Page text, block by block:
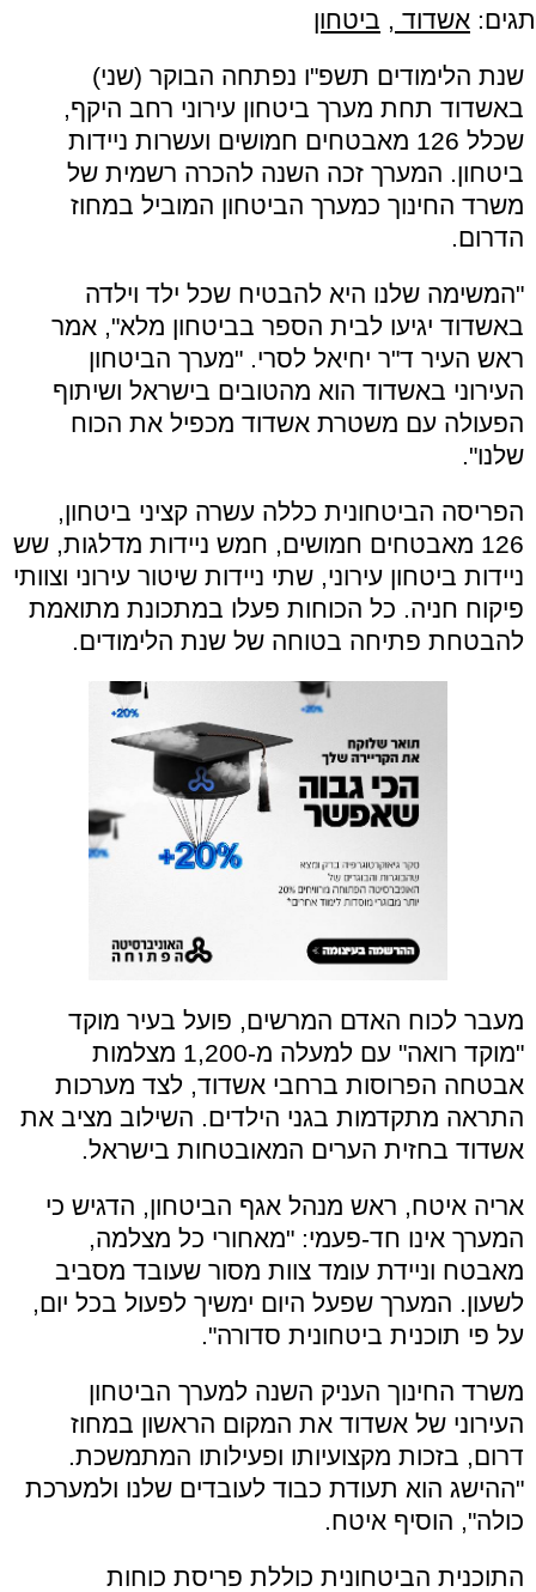
תגים: אשדוד , ביטחון
שנת הלימודים תשפ"ו נפתחה הבוקר (שני)
באשדוד תחת מערך ביטחון עירוני רחב היקף,
שכלל 126 מאבטחים חמושים ועשרות ניידות
ביטחון. המערך זכה השנה להכרה רשמית של
משרד החינוך כמערך הביטחון המוביל במחוז
הדרום.
"המשימה שלנו היא להבטיח שכל ילד וילדה
באשדוד יגיעו לבית הספר בביטחון מלא", אמר
ראש העיר ד"ר יחיאל לסרי. "מערך הביטחון
העירוני באשדוד הוא מהטובים בישראל ושיתוף
הפעולה עם משטרת אשדוד מכפיל את הכוח
שלנו".
הפריסה הביטחונית כללה עשרה קציני ביטחון,
126 מאבטחים חמושים, חמש ניידות מדלגות, שש
ניידות ביטחון עירוני, שתי ניידות שיטור עירוני וצוותי
פיקוח חניה. כל הכוחות פעלו במתכונת מתואמת
להבטחת פתיחה בטוחה של שנת הלימודים.
מעבר לכוח האדם המרשים, פועל בעיר מוקד
"מוקד רואה" עם למעלה מ-1,200 מצלמות
אבטחה הפרוסות ברחבי אשדוד, לצד מערכות
התראה מתקדמות בגני הילדים. השילוב מציב את
אשדוד בחזית הערים המאובטחות בישראל.
אריה איטח, ראש מנהל אגף הביטחון, הדגיש כי
המערך אינו חד-פעמי: "מאחורי כל מצלמה,
מאבטח וניידת עומד צוות מסור שעובד מסביב
לשעון. המערך שפעל היום ימשיך לפעול בכל יום,
על פי תוכנית ביטחונית סדורה".
משרד החינוך העניק השנה למערך הביטחון
העירוני של אשדוד את המקום הראשון במחוז
דרום, בזכות מקצועיותו ופעילותו המתמשכת.
"ההישג הוא תעודת כבוד לעובדים שלנו ולמערכת
כולה", הוסיף איטח.
התוכנית הביטחונית כוללת פריסת כוחות